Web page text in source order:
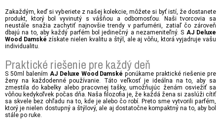
Zakaždým, keď si vyberiete z našej kolekcie, môžete si byť istí, že dostanete
produkt, ktorý bol vyvinutý s vášňou a odbornosťou. Naši tvorcovia sa
neustále snažia zachytiť najnovšie trendy v parfumérii, zatiaľ čo zároveň
dbajú na to, aby každý parfém bol jedinečný a nezameniteľný. S AJ Deluxe
Wood Damské získate nielen kvalitu a štýl, ale aj vôňu, ktorá vyjadruje vašu
individualitu.
Praktické riešenie pre každý deň
S 50ml balením AJ Deluxe Wood Damské ponúkame praktické riešenie pre
ženy na každodenné používanie. Táto veľkosť je ideálna na to, aby sa
zmestila do kabelky alebo pracovnej tašky, umožňujúc ženám osviežiť sa
vôňou kedykoľvek počas dňa. Naša filozofia je, že každá žena si zaslúži cítiť
sa skvele bez ohľadu na to, kde je alebo čo robí. Preto sme vytvorili parfém,
ktorý je nielen dostupný a štýlový, ale aj dostatočne kompaktný na to, aby bol
stále po ruke.